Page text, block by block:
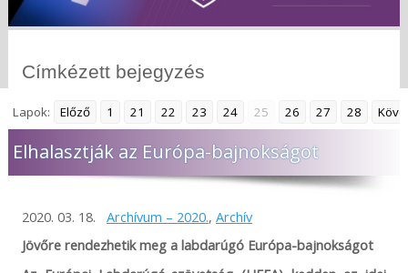
Címkézett bejegyzés
Lapok: Előző 1 21 22 23 24 25 26 27 28
Elhalasztják az Európa-bajnokságot
2020. 03. 18. Archívum – 2020., Archív
Jövőre rendezhetik meg a labdarúgó Európa-bajnokságot